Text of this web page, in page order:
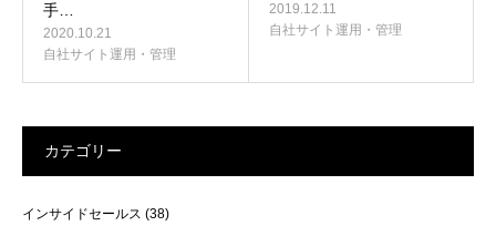
手…
2020.10.21
自社サイト運用・管理
2019.12.11
自社サイト運用・管理
カテゴリー
インサイドセールス (38)